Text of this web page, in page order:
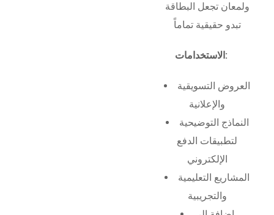
ولمعان تجعل البطاقة
تبدو حقيقية تماماً
الاستخدامات:
العروض التسويقية
والإعلانية
النماذج التوضيحية
لتطبيقات الدفع
الإلكتروني
المشاريع التعليمية
والتجريبية